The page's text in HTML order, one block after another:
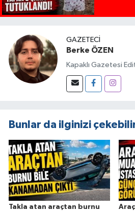
GAZETECI
Berke ÖZEN
Kapaklı Gazetesi
Bunlar da ilginizi
Takla atan araçtan burnu